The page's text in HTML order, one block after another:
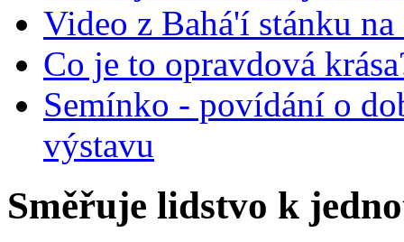
Video z Bahá'í stánku
Co je to opravdová
Semínko - povídání o
výstavu
Směřuje lidstvo k